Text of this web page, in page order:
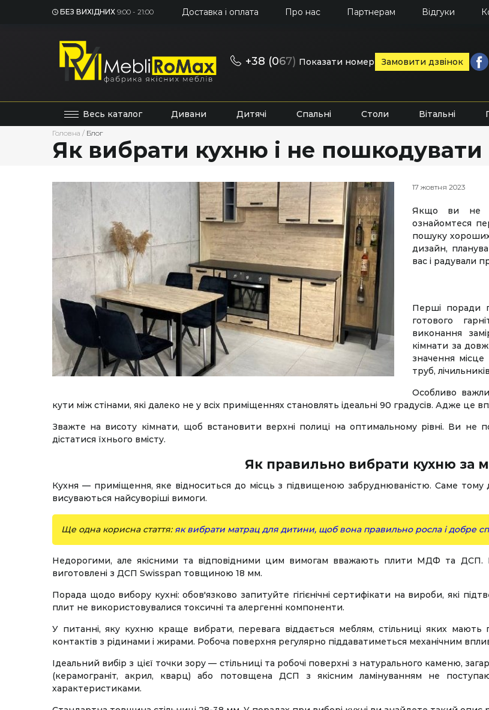
БЕЗ ВИХІДНИХ 9:00 - 21:00 Доставка і оплата Про нас Партнерам Відгуки
+38 (067) Показати номер Замовити дзвінок
Весь каталог Дивани Дитячі Спальні Столи Вітальні
Головна / Блог
Як вибрати кухню і не
17 жовтня 2023
Якщо ви не
ознайомтеся
пошуку хороших
дизайн,
вас і радували
Перші поради
готового
виконання
кімнати за
значення
труб,
Особливо
кути між стінами, які далеко не у всіх приміщеннях становлять ідеальні 90 градусів. Адже це
Зважте на висоту кімнати, щоб встановити верхні полиці на оптимальному рівні. Ви не
дістатися їхнього вмісту.
Як правильно вибрати кухню за
Кухня — приміщення, яке відноситься до місць з підвищеною забруднюваністю. Саме тому
висуваються найсуворіші вимоги.
Ще одна корисна стаття: як вибрати матрац для дитини, щоб вона правильно росла і добре
Недорогими, але якісними та відповідними цим вимогам вважають плити МДФ та ДСП.
виготовлені з ДСП Swisspan товщиною 18 мм.
Порада щодо вибору кухні: обов'язково запитуйте гігієнічні сертифікати на вироби, які
плит не використовувалися токсичні та алергенні компоненти.
У питанні, яку кухню краще вибрати, перевага віддається меблям, стільниці яких мають
контактів з рідинами і жирами. Робоча поверхня регулярно піддаватиметься механічним
Ідеальний вибір з цієї точки зору — стільниці та робочі поверхні з натурального каменю,
(керамограніт, акрил, кварц) або потовщена ДСП з якісним ламінуванням не
характеристиками.